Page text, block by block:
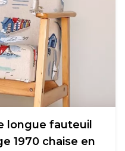
longue fauteuil
1970 chaise en